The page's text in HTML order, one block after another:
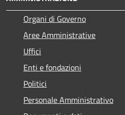
Organi di Governo
Aree Amministrative
Uffici
Enti e fondazioni
Politici
Personale Amministrativo